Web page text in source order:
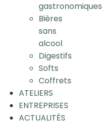
gastronomiques
Bières
sans
alcool
Digestifs
Softs
Coffrets
ATELIERS
ENTREPRISES
ACTUALITÉS